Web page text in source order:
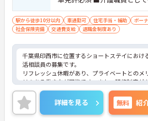
駅から徒歩10分以内 車通勤可 住宅手当・補助
ボー
社会保険完備
交通費支給 退職金制度あり
千葉県印西市に位置するショートステイにおけ
活相談員の募集です。
リフレッシュ休暇があり、プライベートとのメ
リのある働き方が可能です。また、研修制度が
り、働きながらスキルアップが目指せる環境で
ご興味のある方には、面接対策ポイントなど、さ
に詳細をご案内しますのでお気軽にご相談くださ
い！
詳細を見る 無料 紹